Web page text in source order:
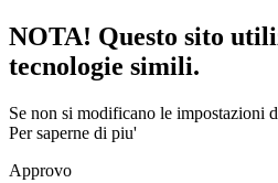
NOTA! Questo sito
tecnologie simili.
Se non si modificano le impostazioni
Per saperne di piu'
Approvo